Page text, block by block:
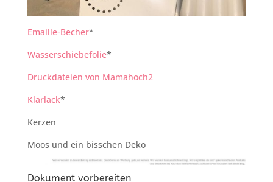
Emaille-Becher*
Wasserschiebefolie*
Druckdateien von Mamahoch2
Klarlack*
Kerzen
Moos und ein bisschen Deko
Dokument vorbereiten